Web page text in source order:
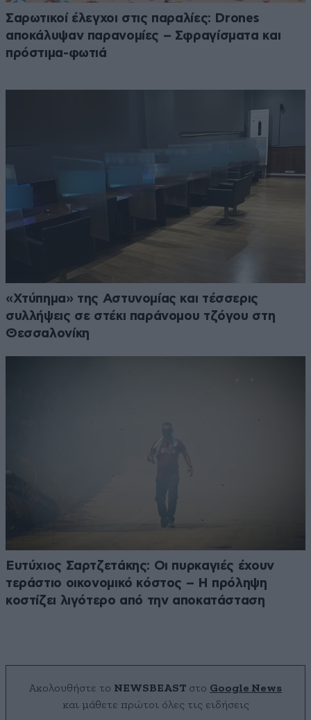
Σαρωτικοί έλεγχοι στις παραλίες: Drones
αποκάλυψαν παρανομίες – Σφραγίσματα και
πρόστιμα-φωτιά
«Χτύπημα» της Αστυνομίας και τέσσερις
συλλήψεις σε στέκι παράνομου τζόγου στη
Θεσσαλονίκη
Ευτύχιος Σαρτζετάκης: Οι πυρκαγιές έχουν
τεράστιο οικονομικό κόστος – Η πρόληψη
κοστίζει λιγότερο από την αποκατάσταση
Ακολουθήστε το NEWSBEAST στο Google News
και μάθετε πρώτοι όλες τις ειδήσεις